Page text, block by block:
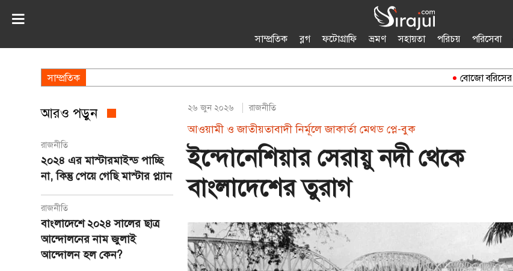
সাম্প্রতিক ব্লগ ফটোগ্রাফি ভ্রমণ সহায়তা পরিচয় পরিসেবা
সাম্প্রতিক বোজো বরিসের বন্দুক
আরও পড়ুন
রাজনীতি
২০২৪ এর মাস্টারমাইন্ড পাচ্ছি
না, কিন্তু পেয়ে গেছি মাস্টার প্ল্যান
রাজনীতি
বাংলাদেশে ২০২৪ সালের ছাত্র
আন্দোলনের নাম জুলাই
আন্দোলন হল কেন?
২৬ জুন ২০২৬ রাজনীতি
আওয়ামী ও জাতীয়তাবাদী নির্মূলে জাকার্তা মেথড প্লে-বুক
ইন্দোনেশিয়ার সেরায়ু নদী থেকে
বাংলাদেশের তুরাগ